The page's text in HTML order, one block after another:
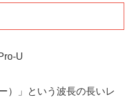
）」という波長の長いレ